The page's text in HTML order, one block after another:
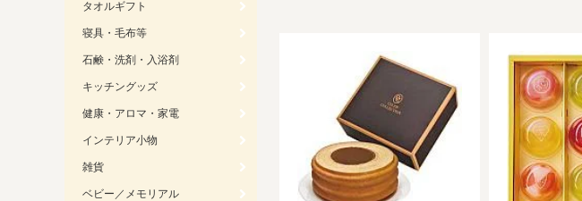
タオルギフト
寝具・毛布等
石鹸・洗剤・入浴剤
キッチングッズ
健康・アロマ・家電
インテリア小物
雑貨
ベビー／メモリアル